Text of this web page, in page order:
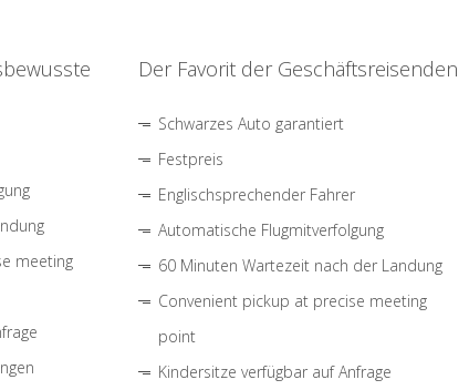
meeting
Der Favorit der Geschäftsreisenden
Schwarzes Auto garantiert
Festpreis
Englischsprechender Fahrer
Automatische Flugmitverfolgung
60 Minuten Wartezeit nach der Landung
Convenient pickup at precise meeting
point
Kindersitze verfügbar auf Anfrage